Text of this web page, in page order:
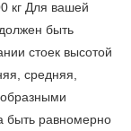
кг Для вашей
быть
стоек высотой
средняя,
быть равномерно